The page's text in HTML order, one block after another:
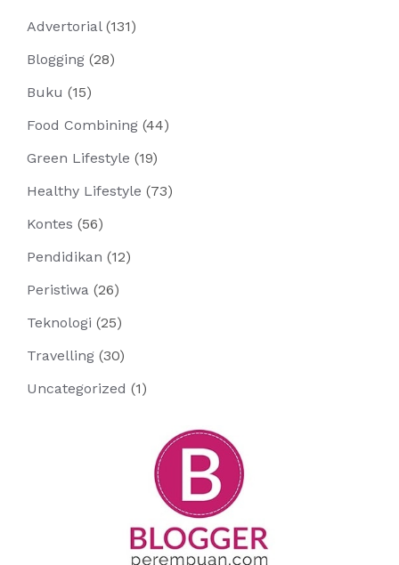
Advertorial (131)
Blogging (28)
Buku (15)
Food Combining (44)
Green Lifestyle (19)
Healthy Lifestyle (73)
Kontes (56)
Pendidikan (12)
Peristiwa (26)
Teknologi (25)
Travelling (30)
Uncategorized (1)